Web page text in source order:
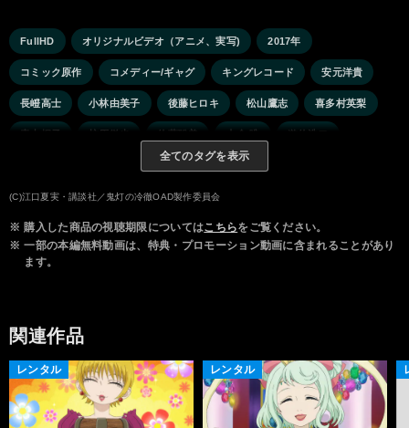
FullHD オリジナルビデオ（アニメ、実写) 2017年
コミック原作 コメディー/ギャグ キングレコード 安元洋貴
長嶝高士 小林由美子 後藤ヒロキ 松山鷹志 喜多村英梨
青山桐子 柿原徹也 佐藤聡美 小倉 唯 遊佐浩二
広橋 涼 西村知道
羽多野 渉
全てのタグを表示
(C)江口夏実・講談社／鬼灯の冷徹OAD製作委員会
※ 購入した商品の視聴期限についてはこちらをご覧ください。
※ 一部の本編無料動画は、特典・プロモーション動画に含まれることがあり
ます。
関連作品
レンタル レンタル